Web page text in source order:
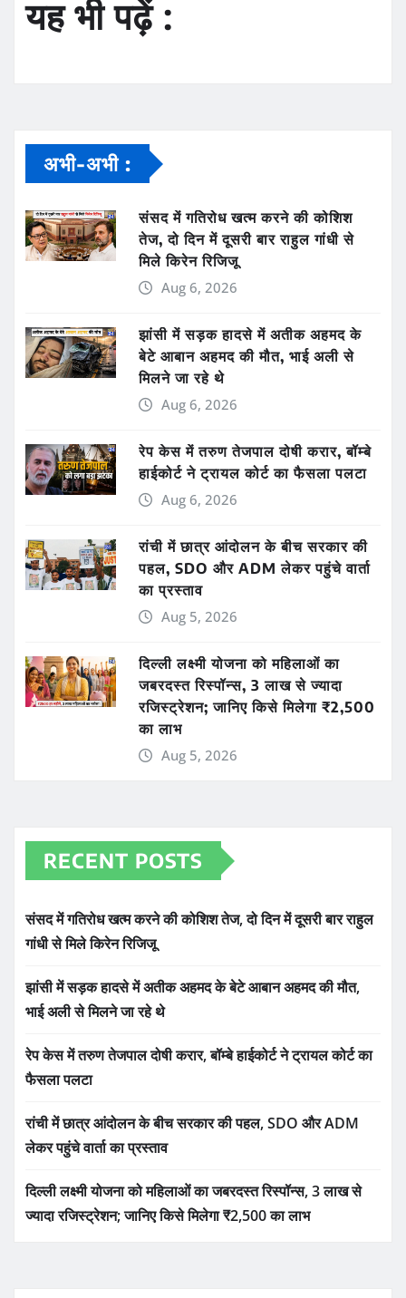
यह भी पढ़ें :
अभी-अभी :
संसद में गतिरोध खत्म करने की कोशिश
तेज, दो दिन में दूसरी बार राहुल गांधी से
मिले किरेन रिजिजू
Aug 6, 2026
झांसी में सड़क हादसे में अतीक अहमद के
बेटे आबान अहमद की मौत, भाई अली से
मिलने जा रहे थे
Aug 6, 2026
रेप केस में तरुण तेजपाल दोषी करार, बॉम्बे
हाईकोर्ट ने ट्रायल कोर्ट का फैसला पलटा
Aug 6, 2026
रांची में छात्र आंदोलन के बीच सरकार की
पहल, SDO और ADM लेकर पहुंचे वार्ता
का प्रस्ताव
Aug 5, 2026
दिल्ली लक्ष्मी योजना को महिलाओं का
जबरदस्त रिस्पॉन्स, 3 लाख से ज्यादा
रजिस्ट्रेशन; जानिए किसे मिलेगा ₹2,500
का लाभ
Aug 5, 2026
RECENT POSTS
संसद में गतिरोध खत्म करने की कोशिश तेज, दो दिन में दूसरी बार राहुल
गांधी से मिले किरेन रिजिजू
झांसी में सड़क हादसे में अतीक अहमद के बेटे आबान अहमद की मौत,
भाई अली से मिलने जा रहे थे
रेप केस में तरुण तेजपाल दोषी करार, बॉम्बे हाईकोर्ट ने ट्रायल कोर्ट का
फैसला पलटा
रांची में छात्र आंदोलन के बीच सरकार की पहल, SDO और ADM
लेकर पहुंचे वार्ता का प्रस्ताव
दिल्ली लक्ष्मी योजना को महिलाओं का जबरदस्त रिस्पॉन्स, 3 लाख से
ज्यादा रजिस्ट्रेशन; जानिए किसे मिलेगा ₹2,500 का लाभ